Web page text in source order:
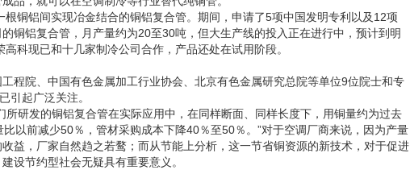
铝间实现冶金结合的铜铝复合管。期间，申请了5项中国发明专利以及12项
铜铝复合管，月产量约为20至30吨，但大生产线的投入正在进行中，预计到明
科现已和十几家制冷公司合作，产品还处在试用阶段。
院、中国有色金属加工行业协会、北京有色金属研究总院等单位9位院士和专
引起广泛关注。
研发的铜铝复合管在实际应用中，在同样断面、同样长度下，用铜量约为过去
以前减少50％，管材采购成本下降40％至50％。”对于空调厂商来说，因为产量
益，厂家自然趋之若鹜；而从节能上分析，这一节省铜资源的新技术，对于促进
设节约型社会无疑具有重要意义。